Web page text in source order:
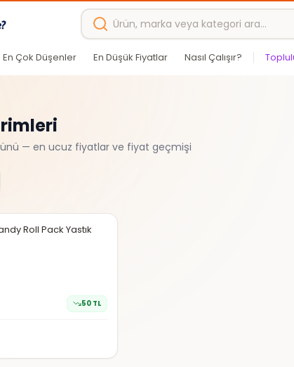
En Çok Düşenler En Düşük Fiyatlar Nasıl Çalışır?
— en ucuz fiyatlar ve fiyat geçmişi
Şüpheli
Roll Pack Yastık
50 TL